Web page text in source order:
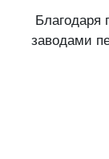
Благодаря
заводами